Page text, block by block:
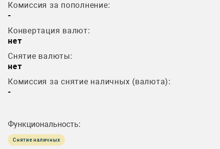
Комиссия за пополнение:
-
Конвертация валют:
нет
Снятие валюты:
нет
Комиссия за снятие наличных (валюта):
-
Функциональность:
Снятие наличных